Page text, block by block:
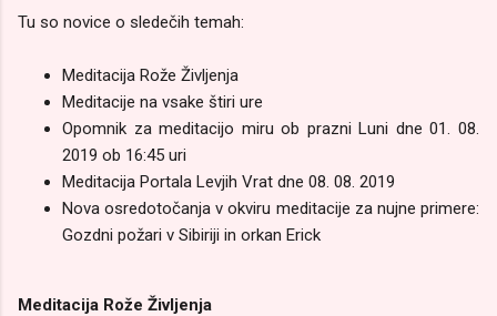
Tu so novice o sledečih temah:
Meditacija Rože Življenja
Meditacije na vsake štiri ure
Opomnik za meditacijo miru ob prazni Luni dne 01. 08.
2019 ob 16:45 uri
Meditacija Portala Levjih Vrat dne 08. 08. 2019
Nova osredotočanja v okviru meditacije za nujne primere:
Gozdni požari v Sibiriji in orkan Erick
Meditacija Rože Življenja